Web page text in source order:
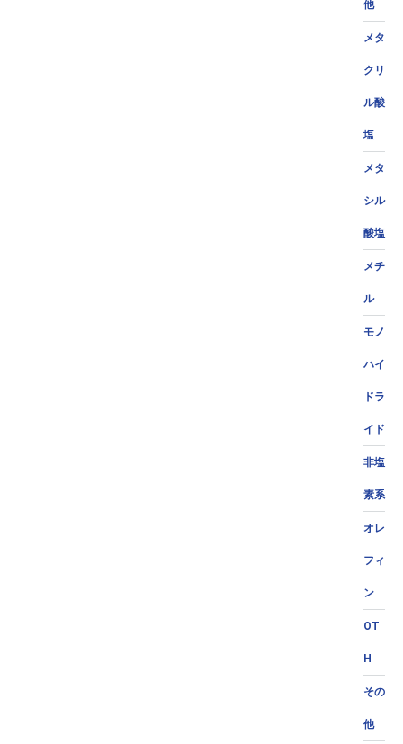
他
メタ
クリ
ル酸
塩
メタ
シル
酸塩
メチ
ル
モノ
ハイ
ドラ
イド
非塩
素系
オレ
フィ
ン
OT
H
その
他